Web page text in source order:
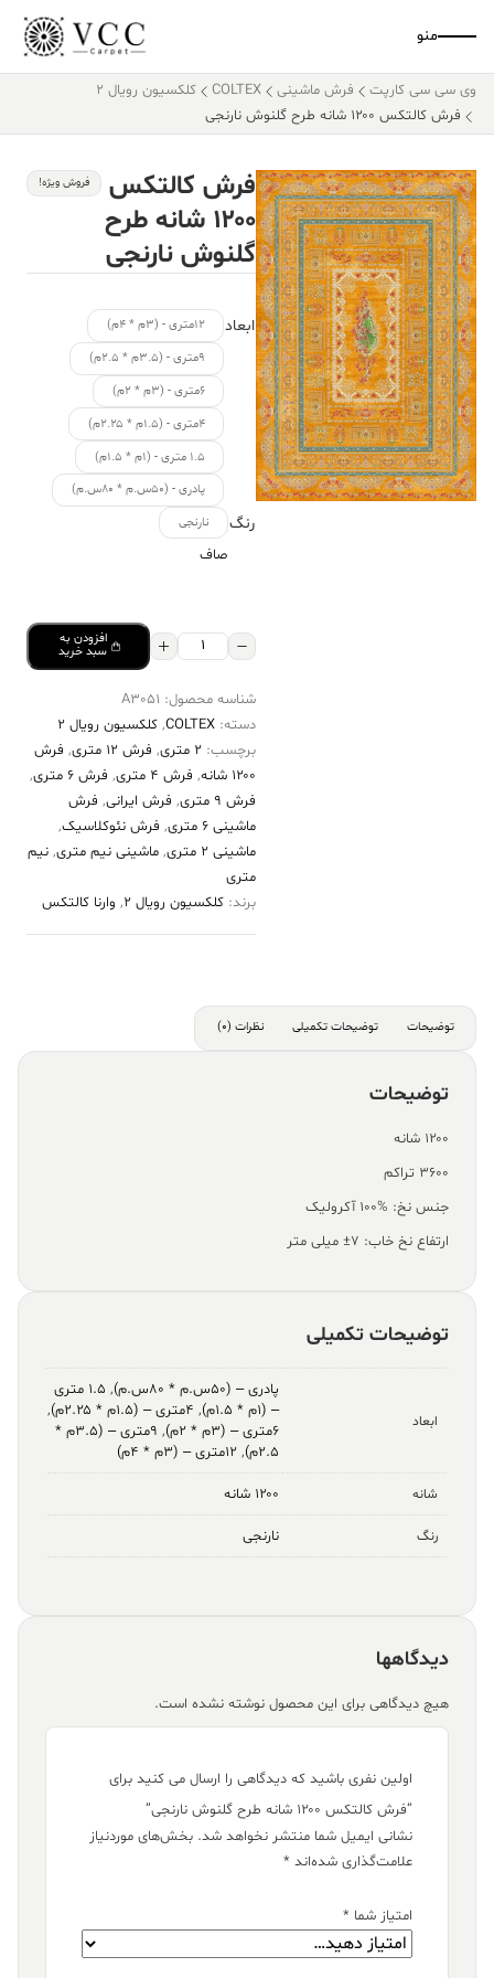
منو
وی سی سی کارپت فرش ماشینی COLTEX
کلکسیون رویال 2
فرش کالتکس ۱۲۰۰ شانه طرح گلنوش نارنجی
فرش کالتکس
۱۲۰۰ شانه طرح
گلنوش نارنجی
فروش ویژه!
ابعاد
۱۲متری - (۳م * ۴م)
۹متری - (۳.۵م * ۲.۵م)
۶متری - (۳م * ۲م)
۴متری - (۱.۵م * ۲.۲۵م)
۱.۵ متری - (۱م * ۱.۵م)
پادری - (۵۰س.م * ۸۰س.م)
رنگ نارنجی
صاف
فرش
۱۲۰۰
طرح
گلنوش
نارنجی
عدد
افزودن به
سبد خرید
شناسه محصول: A3051
دسته: COLTEX
, کلکسیون رویال 2
برچسب: 2 متری , فرش 12 متری , فرش
۱۲۰۰ شانه
, فرش 4 متری , فرش 6 متری
,
فرش 9 متری
, فرش ایرانی, فرش
ماشینی 6 متری
, فرش نئوکلاسیک,
ماشینی 2 متری
, ماشینی نیم متری, نیم
متری
برند: کلکسیون رویال 2 , وارنا کالتکس
توضیحات توضیحات تکمیلی نظرات (0)
توضیحات
۱۲۰۰ شانه
۳۶۰۰ تراکم
جنس نخ: %100 آکرولیک
ارتفاع نخ خاب: ۷± میلی متر
توضیحات تکمیلی
ابعاد
پادری – (۵۰س.م * ۸۰س.م) ,
۱.۵ متری
– (۱م * ۱.۵م)
, ۴متری – (۱.۵م * ۲.۲۵م)
,
۶متری – (۳م * ۲م)
,
۹متری – (۳.۵م *
۲.۵م)
, ۱۲متری – (۳م * ۴م)
شانه ۱۲۰۰ شانه
رنگ نارنجی
دیدگاهها
هیچ دیدگاهی برای این محصول نوشته نشده است.
اولین نفری باشید که دیدگاهی را ارسال می کنید برای
“فرش کالتکس ۱۲۰۰ شانه طرح گلنوش نارنجی”
نشانی ایمیل شما منتشر نخواهد شد. بخش‌های موردنیاز
علامت‌گذاری شده‌اند *
امتیاز شما *